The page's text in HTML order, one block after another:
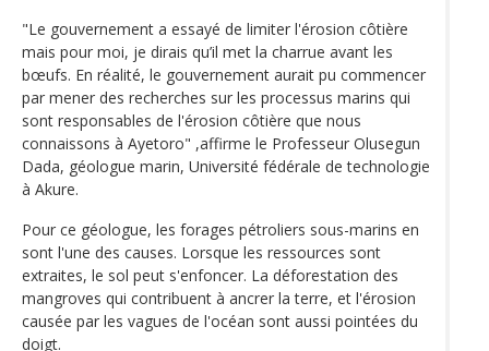
"Le gouvernement a essayé de limiter l'érosion côtière
mais pour moi, je dirais qu’il met la charrue avant les
bœufs. En réalité, le gouvernement aurait pu commencer
par mener des recherches sur les processus marins qui
sont responsables de l'érosion côtière que nous
connaissons à Ayetoro" ,affirme le Professeur Olusegun
Dada, géologue marin, Université fédérale de technologie
à Akure.
Pour ce géologue, les forages pétroliers sous-marins en
sont l'une des causes. Lorsque les ressources sont
extraites, le sol peut s'enfoncer. La déforestation des
mangroves qui contribuent à ancrer la terre, et l'érosion
causée par les vagues de l'océan sont aussi pointées du
doigt.